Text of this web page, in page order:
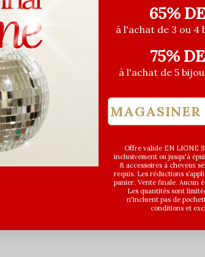
65%
à l'achat de 3 ou 4
75%
à l'achat de 5
Offre valide EN LIGNE
inclusivement ou jusqu'à
& accessoires à cheveux
requis. Les réductions
panier. Vente finale. Aucun
Les quantités sont
n'incluent pas de
conditions et